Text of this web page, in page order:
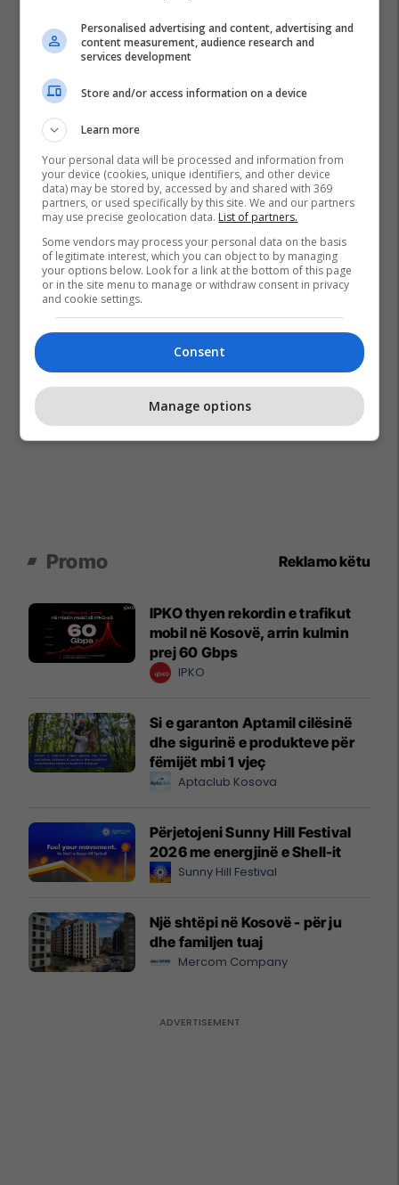
Promo Reklamo këtu
IPKO thyen rekordin e trafikut
mobil në Kosovë, arrin kulmin
prej 60 Gbps
IPKO
Si e garanton Aptamil cilësinë
dhe sigurinë e produkteve për
fëmijët mbi 1 vjeç
Aptaclub Kosova
Përjetojeni Sunny Hill Festival
2026 me energjinë e Shell-it
Sunny Hill Festival
Një shtëpi në Kosovë - për ju
dhe familjen tuaj
Mercom Company
Personalised advertising and content, advertising and
content measurement, audience research and
services development
Store and/or access information on a device
Learn more
Your personal data will be processed and information from
your device (cookies, unique identifiers, and other device
data) may be stored by, accessed by and shared with 369
partners, or used specifically by this site. We and our partners
may use precise geolocation data. List of partners.
Some vendors may process your personal data on the basis
of legitimate interest, which you can object to by managing
your options below. Look for a link at the bottom of this page
or in the site menu to manage or withdraw consent in privacy
and cookie settings.
Consent
Manage options